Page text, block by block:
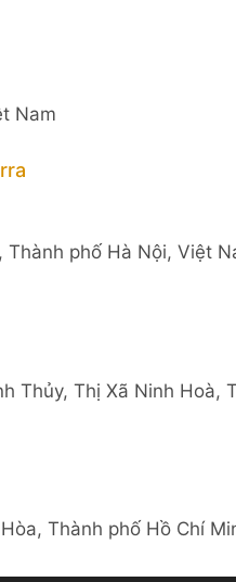
Nam
Thành phố Hà Nội, Việt
Thủy, Thị Xã Ninh Hoà,
Thành phố Hồ Chí